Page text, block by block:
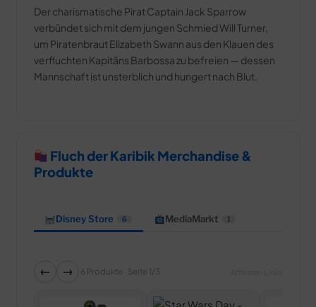
Der charismatische Pirat Captain Jack Sparrow
verbündet sich mit dem jungen Schmied Will Turner,
um Piratenbraut Elizabeth Swann aus den Klauen des
verfluchten Kapitäns Barbossa zu befreien — dessen
Mannschaft ist unsterblich und hungert nach Blut.
Fluch der Karibik Merchandise &
Produkte
Disney Store 6 MediaMarkt 1
← → 6 Produkte · Seite 1/3